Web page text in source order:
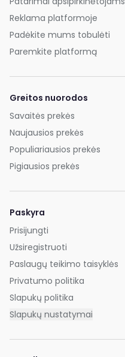
Reklama platformoje
Padėkite mums tobulėti
Paremkite platformą
Greitos nuorodos
Savaitės prekės
Naujausios prekės
Populiariausios prekės
Pigiausios prekės
Paskyra
Prisijungti
Užsiregistruoti
Paslaugų teikimo taisyklės
Privatumo politika
Slapukų politika
Slapukų nustatymai